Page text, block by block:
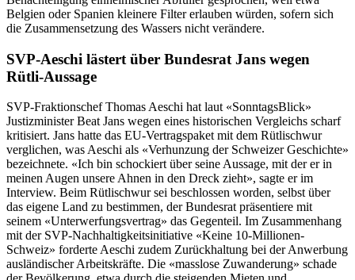
Belgien oder Spanien kleinere Filter erlauben würden, sofern sich
die Zusammensetzung des Wassers nicht verändere.
SVP-Aeschi lästert über Bundesrat Jans wegen
Rütli-Aussage
SVP-Fraktionschef Thomas Aeschi hat laut «SonntagsBlick»
Justizminister Beat Jans wegen eines historischen Vergleichs scharf
kritisiert. Jans hatte das EU-Vertragspaket mit dem Rütlischwur
verglichen, was Aeschi als «Verhunzung der Schweizer Geschichte»
bezeichnete. «Ich bin schockiert über seine Aussage, mit der er in
meinen Augen unsere Ahnen in den Dreck zieht», sagte er im
Interview. Beim Rütlischwur sei beschlossen worden, selbst über
das eigene Land zu bestimmen, der Bundesrat präsentiere mit
seinem «Unterwerfungsvertrag» das Gegenteil. Im Zusammenhang
mit der SVP-Nachhaltigkeitsinitiative «Keine 10-Millionen-
Schweiz» forderte Aeschi zudem Zurückhaltung bei der Anwerbung
ausländischer Arbeitskräfte. Die «masslose Zuwanderung» schade